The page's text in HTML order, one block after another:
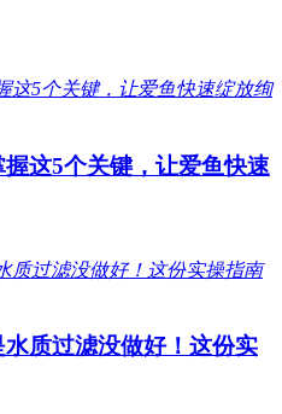
这5个关键，让爱鱼快速
质过滤没做好！这份实